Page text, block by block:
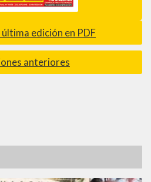
edición en PDF
anteriores